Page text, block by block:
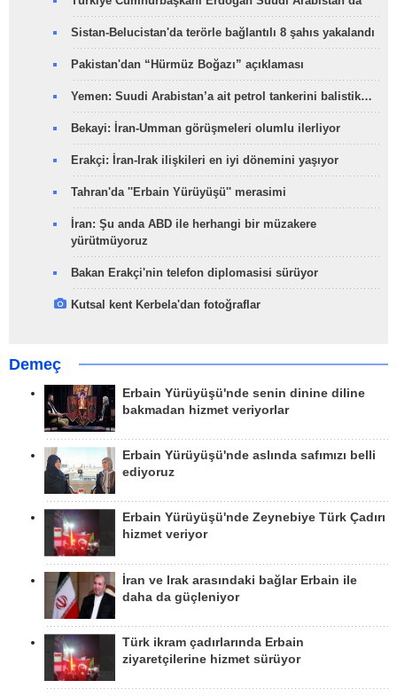
Sistan-Belucistan'da terörle bağlantılı 8 şahıs yakalandı
Pakistan'dan “Hürmüz Boğazı” açıklaması
Yemen: Suudi Arabistan’a ait petrol tankerini balistik…
Bekayi: İran-Umman görüşmeleri olumlu ilerliyor
Erakçi: İran-Irak ilişkileri en iyi dönemini yaşıyor
Tahran'da ''Erbain Yürüyüşü'' merasimi
İran: Şu anda ABD ile herhangi bir müzakere
yürütmüyoruz
Bakan Erakçi'nin telefon diplomasisi sürüyor
Kutsal kent Kerbela'dan fotoğraflar
Demeç
Erbain Yürüyüşü'nde senin dinine diline
bakmadan hizmet veriyorlar
Erbain Yürüyüşü'nde aslında safımızı belli
ediyoruz
Erbain Yürüyüşü'nde Zeynebiye Türk Çadırı
hizmet veriyor
İran ve Irak arasındaki bağlar Erbain ile
daha da güçleniyor
Türk ikram çadırlarında Erbain
ziyaretçilerine hizmet sürüyor